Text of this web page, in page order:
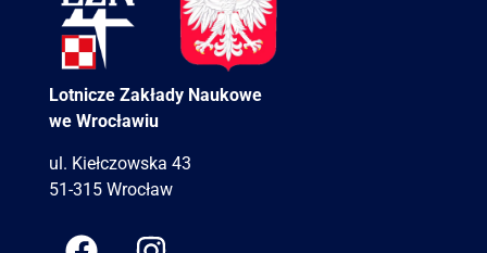
Lotnicze Zakłady Naukowe
we Wrocławiu
ul. Kiełczowska 43
51-315 Wrocław